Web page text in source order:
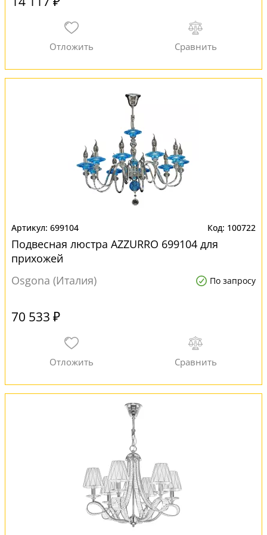
699104 100722
Подвесная люстра AZZURRO 699104 для
прихожей
Osgona (Италия)
По запросу
70 533 ₽